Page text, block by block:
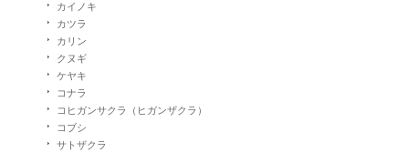
カイノキ
カツラ
カリン
クヌギ
ケヤキ
コナラ
コヒガンサクラ（ヒガンザクラ）
コブシ
サトザクラ